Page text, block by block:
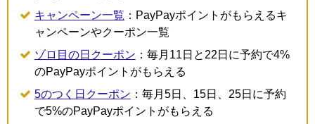
キャンペーン一覧 ：PayPayポイントがもらえるキ
ャンペーンやクーポン一覧
ゾロ目の日クーポン ：毎月11日と22日に予約で4%
のPayPayポイントがもらえる
5のつく日クーポン ：毎月5日、15日、25日に予約
で5%のPayPayポイントがもらえる